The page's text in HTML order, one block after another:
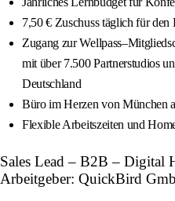
7,50 € Zuschuss täglich für
Zugang zur
mit über 7.500 Partnerstudios
Deutschland
Büro im Herzen von München
Flexible Arbeitszeiten und
Sales Lead – B2B – Digital
Arbeitgeber: QuickBird